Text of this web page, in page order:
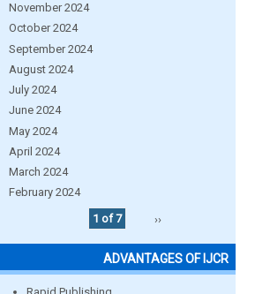
November 2024
October 2024
September 2024
August 2024
July 2024
June 2024
May 2024
April 2024
March 2024
February 2024
1 of 7
››
ADVANTAGES OF IJCR